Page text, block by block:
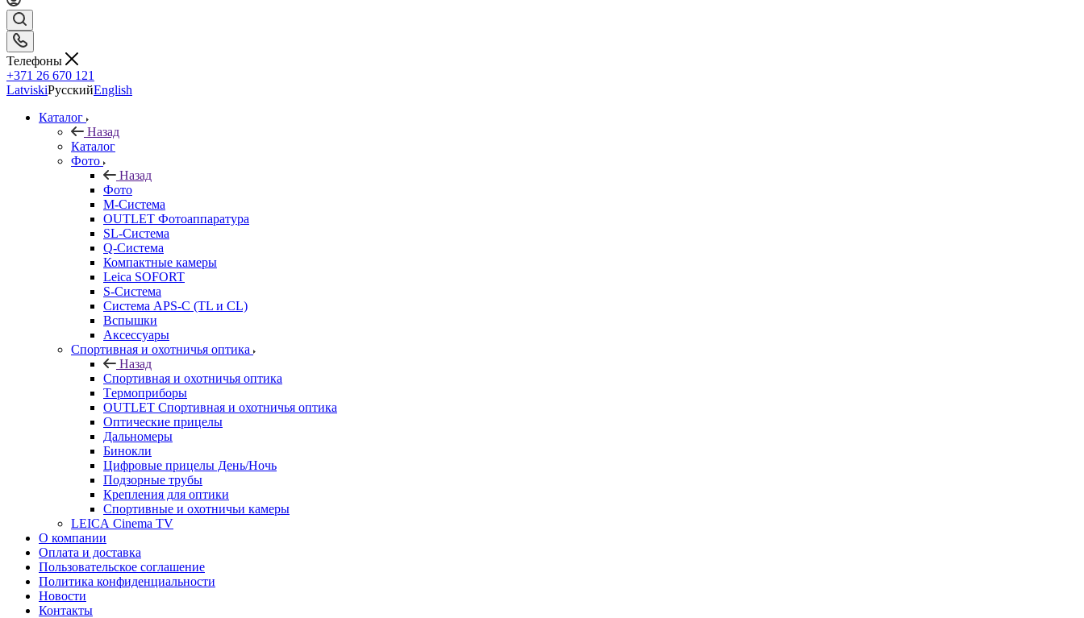
Телефоны
+371 26 670 121
LatviskiРусскийEnglish
Каталог
Назад
Каталог
Фото
Назад
Фото
M-Система
OUTLET Фотоаппаратура
SL-Система
Q-Cистема
Компактные камеры
Leica SOFORT
S-Система
Система APS-C (TL и CL)
Вспышки
Аксессуары
Спортивная и охотничья оптика
Назад
Спортивная и охотничья оптика
Tермоприборы
OUTLET Спортивная и охотничья оптика
Оптические прицелы
Дальномеры
Бинокли
Цифровые прицелы День/Ночь
Подзорные трубы
Крепления для оптики
Спортивные и охотничьи камеры
LEICA Cinema TV
О компании
Оплата и доставка
Пользовательское соглашение
Политика конфиденциальности
Новости
Контакты